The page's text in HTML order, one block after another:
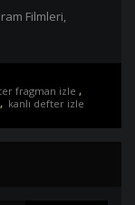
Filmleri,
fragman izle ,
, kanlı defter izle